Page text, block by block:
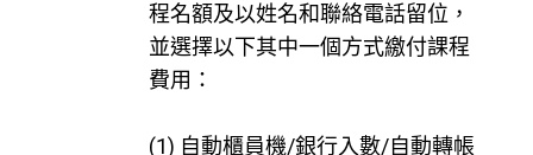
程名額及以姓名和聯絡電話留位，
並選擇以下其中一個方式繳付課程
費用：
(1) 自動櫃員機/銀行入數/自動轉帳